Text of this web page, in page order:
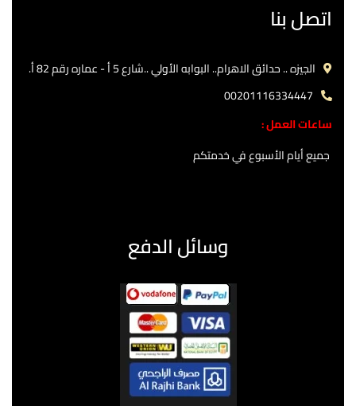
اتصل بنا
الجيزه .. حدائق الاهرام.. البوابه الأولي ..شارع 5 أ - عماره رقم 82 أ.
00201116334447
ساعات العمل :
جميع أيام الأسبوع في خدمتكم
وسائل الدفع